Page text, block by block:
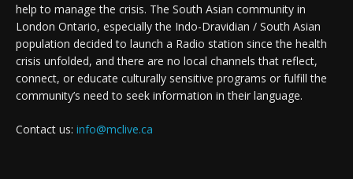
help to manage the crisis. The South Asian community in
London Ontario, especially the Indo-Dravidian / South Asian
population decided to launch a Radio station since the health
crisis unfolded, and there are no local channels that reflect,
connect, or educate culturally sensitive programs or fulfill the
community’s need to seek information in their language.
Contact us: info@mclive.ca